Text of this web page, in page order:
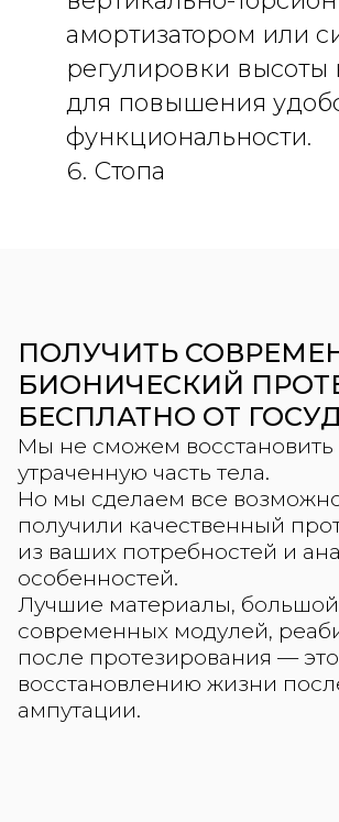
амортизатором или
регулировки высоты
для повышения
функциональности.
Стопа
ПОЛУЧИТЬ
БИОНИЧЕСКИЙ
БЕСПЛАТНО ОТ
Мы не сможем
утраченную часть тела.
Но мы сделаем все
получили качественный
из ваших потребностей и
особенностей.
Лучшие материалы,
современных модулей,
после протезирования — это
восстановлению жизни
ампутации.